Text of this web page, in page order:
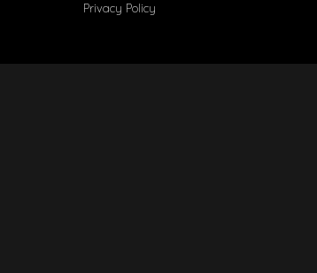
Privacy Policy